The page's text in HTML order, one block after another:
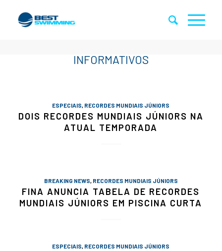
ESPECIAIS, RECORDES MUNDIAIS JÚNIORS
DOIS RECORDES MUNDIAIS JÚNIORS NA
ATUAL TEMPORADA
BREAKING NEWS, RECORDES MUNDIAIS JÚNIORS
FINA ANUNCIA TABELA DE RECORDES
MUNDIAIS JÚNIORS EM PISCINA CURTA
ESPECIAIS, RECORDES MUNDIAIS JÚNIORS